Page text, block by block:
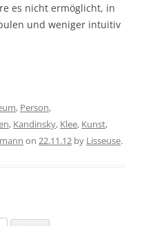
es nicht ermöglicht, in
und weniger intuitiv
, Person,
, Kandinsky, Klee, Kunst,
on 22.11.12 by Lisseuse.